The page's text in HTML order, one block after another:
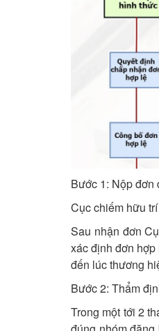
Bước 1: Nộp đơn
Cục chiếm hữu
Sau nhận đơn
xác định đơn
đến lúc thương
Bước 2: Thẩm
Trong một tới 2